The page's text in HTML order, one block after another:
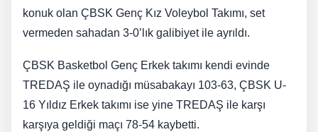
konuk olan ÇBSK Genç Kız Voleybol Takımı, set
vermeden sahadan 3-0’lık galibiyet ile ayrıldı.
ÇBSK Basketbol Genç Erkek takımı kendi evinde
TREDAŞ ile oynadığı müsabakayı 103-63, ÇBSK U-
16 Yıldız Erkek takımı ise yine TREDAŞ ile karşı
karşıya geldiği maçı 78-54 kaybetti.